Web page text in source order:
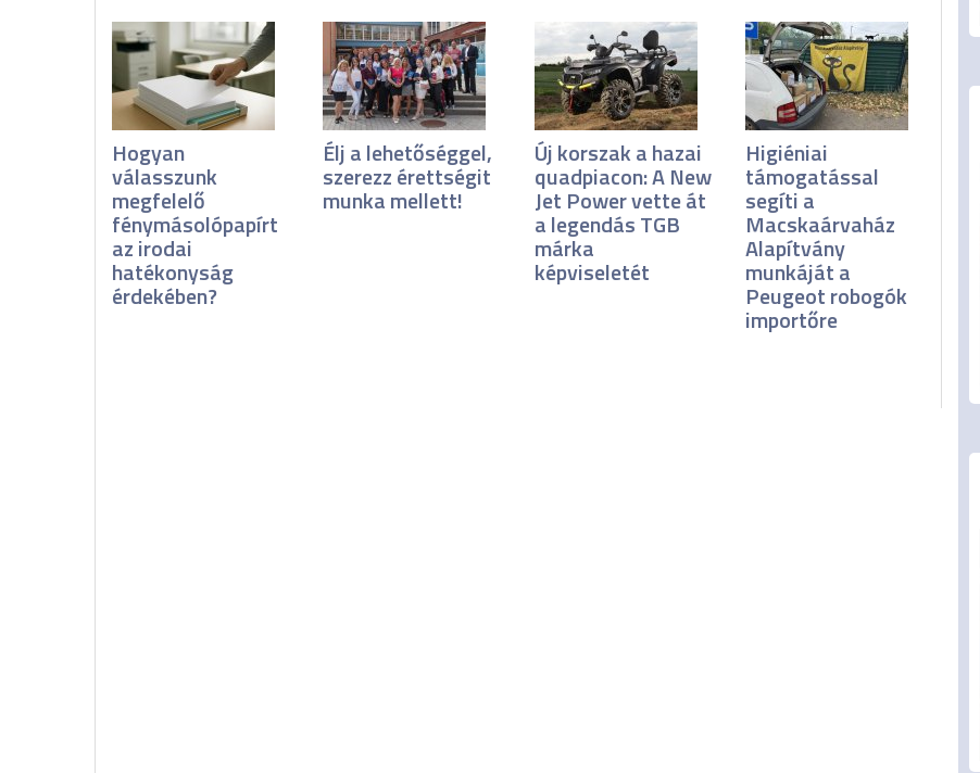
Hogyan
válasszunk
megfelelő
fénymásolópapírt
az irodai
hatékonyság
érdekében?
Élj a lehetőséggel,
szerezz érettségit
munka mellett!
Új korszak a hazai
quadpiacon: A New
Jet Power vette át
a legendás TGB
márka
képviseletét
Higiéniai
támogatással
segíti a
Macskaárvaház
Alapítvány
munkáját a
Peugeot robogók
importőre